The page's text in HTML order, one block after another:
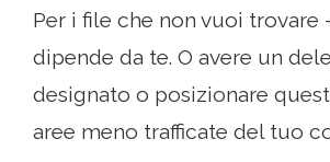
Per i file che non vuoi trovare
dipende da te. O avere un
designato o posizionare
aree meno trafficate del tuo